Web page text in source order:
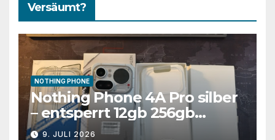
Versäumt?
NOTHING PHONE
Nothing Phone 4A Pro silber
– entsperrt 12gb 256gb
Smartphone Dual Sim
9. JULI 2026